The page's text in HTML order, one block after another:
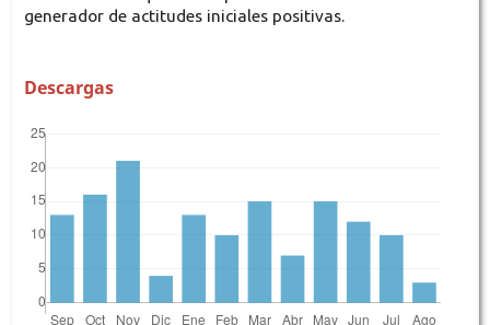
generador de actitudes iniciales positivas.
Descargas